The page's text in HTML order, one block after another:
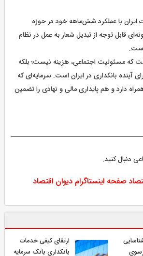
ایران با عملکرد شش‌ماهه خود در حوزه
قابل توجه از تبدیل شعار به عمل در نظام
است.
که مسئولیت اجتماعی، هزینه نیست؛ بلکه
آینده بانکداری در ایران است. سرمایه‌ای که
دارد و هم پایداری مالی و نهادی را تضمین
دنبال کنید.
صفحه اینستاگرام دیوان اقتصاد
ارتقای کیفی خدمات
بانکداری بانک سرمایه